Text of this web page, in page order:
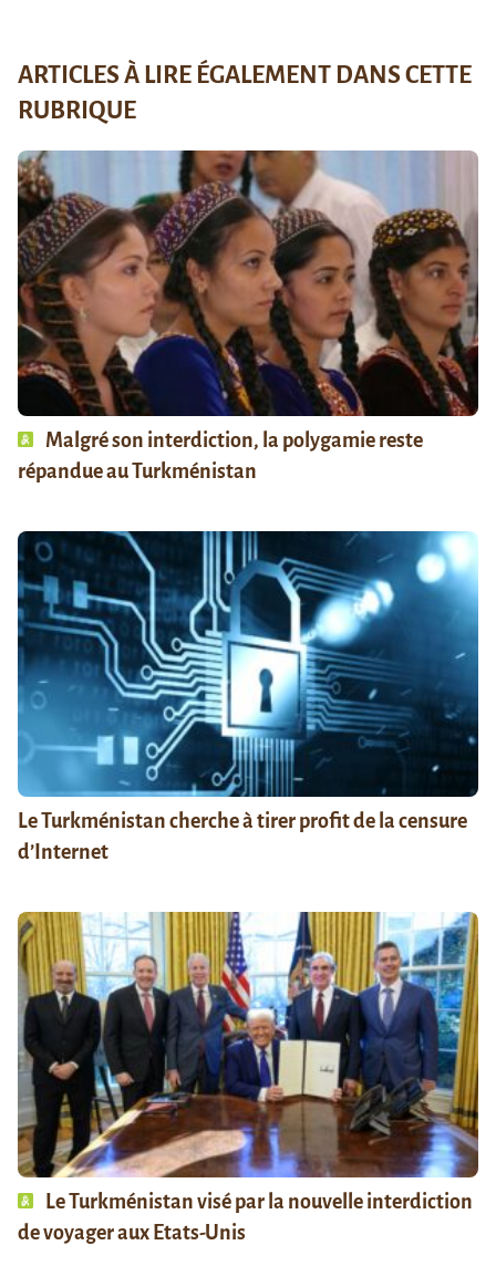
ARTICLES À LIRE ÉGALEMENT DANS CETTE
RUBRIQUE
Malgré son interdiction, la polygamie reste
répandue au Turkménistan
Le Turkménistan cherche à tirer profit de la censure
d’Internet
Le Turkménistan visé par la nouvelle interdiction
de voyager aux Etats-Unis